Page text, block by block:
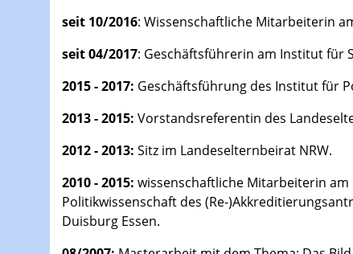
seit 10/2016: Wissenschaftliche Mitarbeiterin
seit 04/2017: Geschäftsführerin am Institut für
2015 - 2017: Geschäftsführung des Institut für
2013 - 2015: Vorstandsreferentin des
2012 - 2013: Sitz im Landeselternbeirat NRW.
2010 - 2015: wissenschaftliche Mitarbeiterin
Politikwissenschaft des (Re-
Duisburg Essen.